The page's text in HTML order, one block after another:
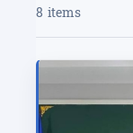
8 items